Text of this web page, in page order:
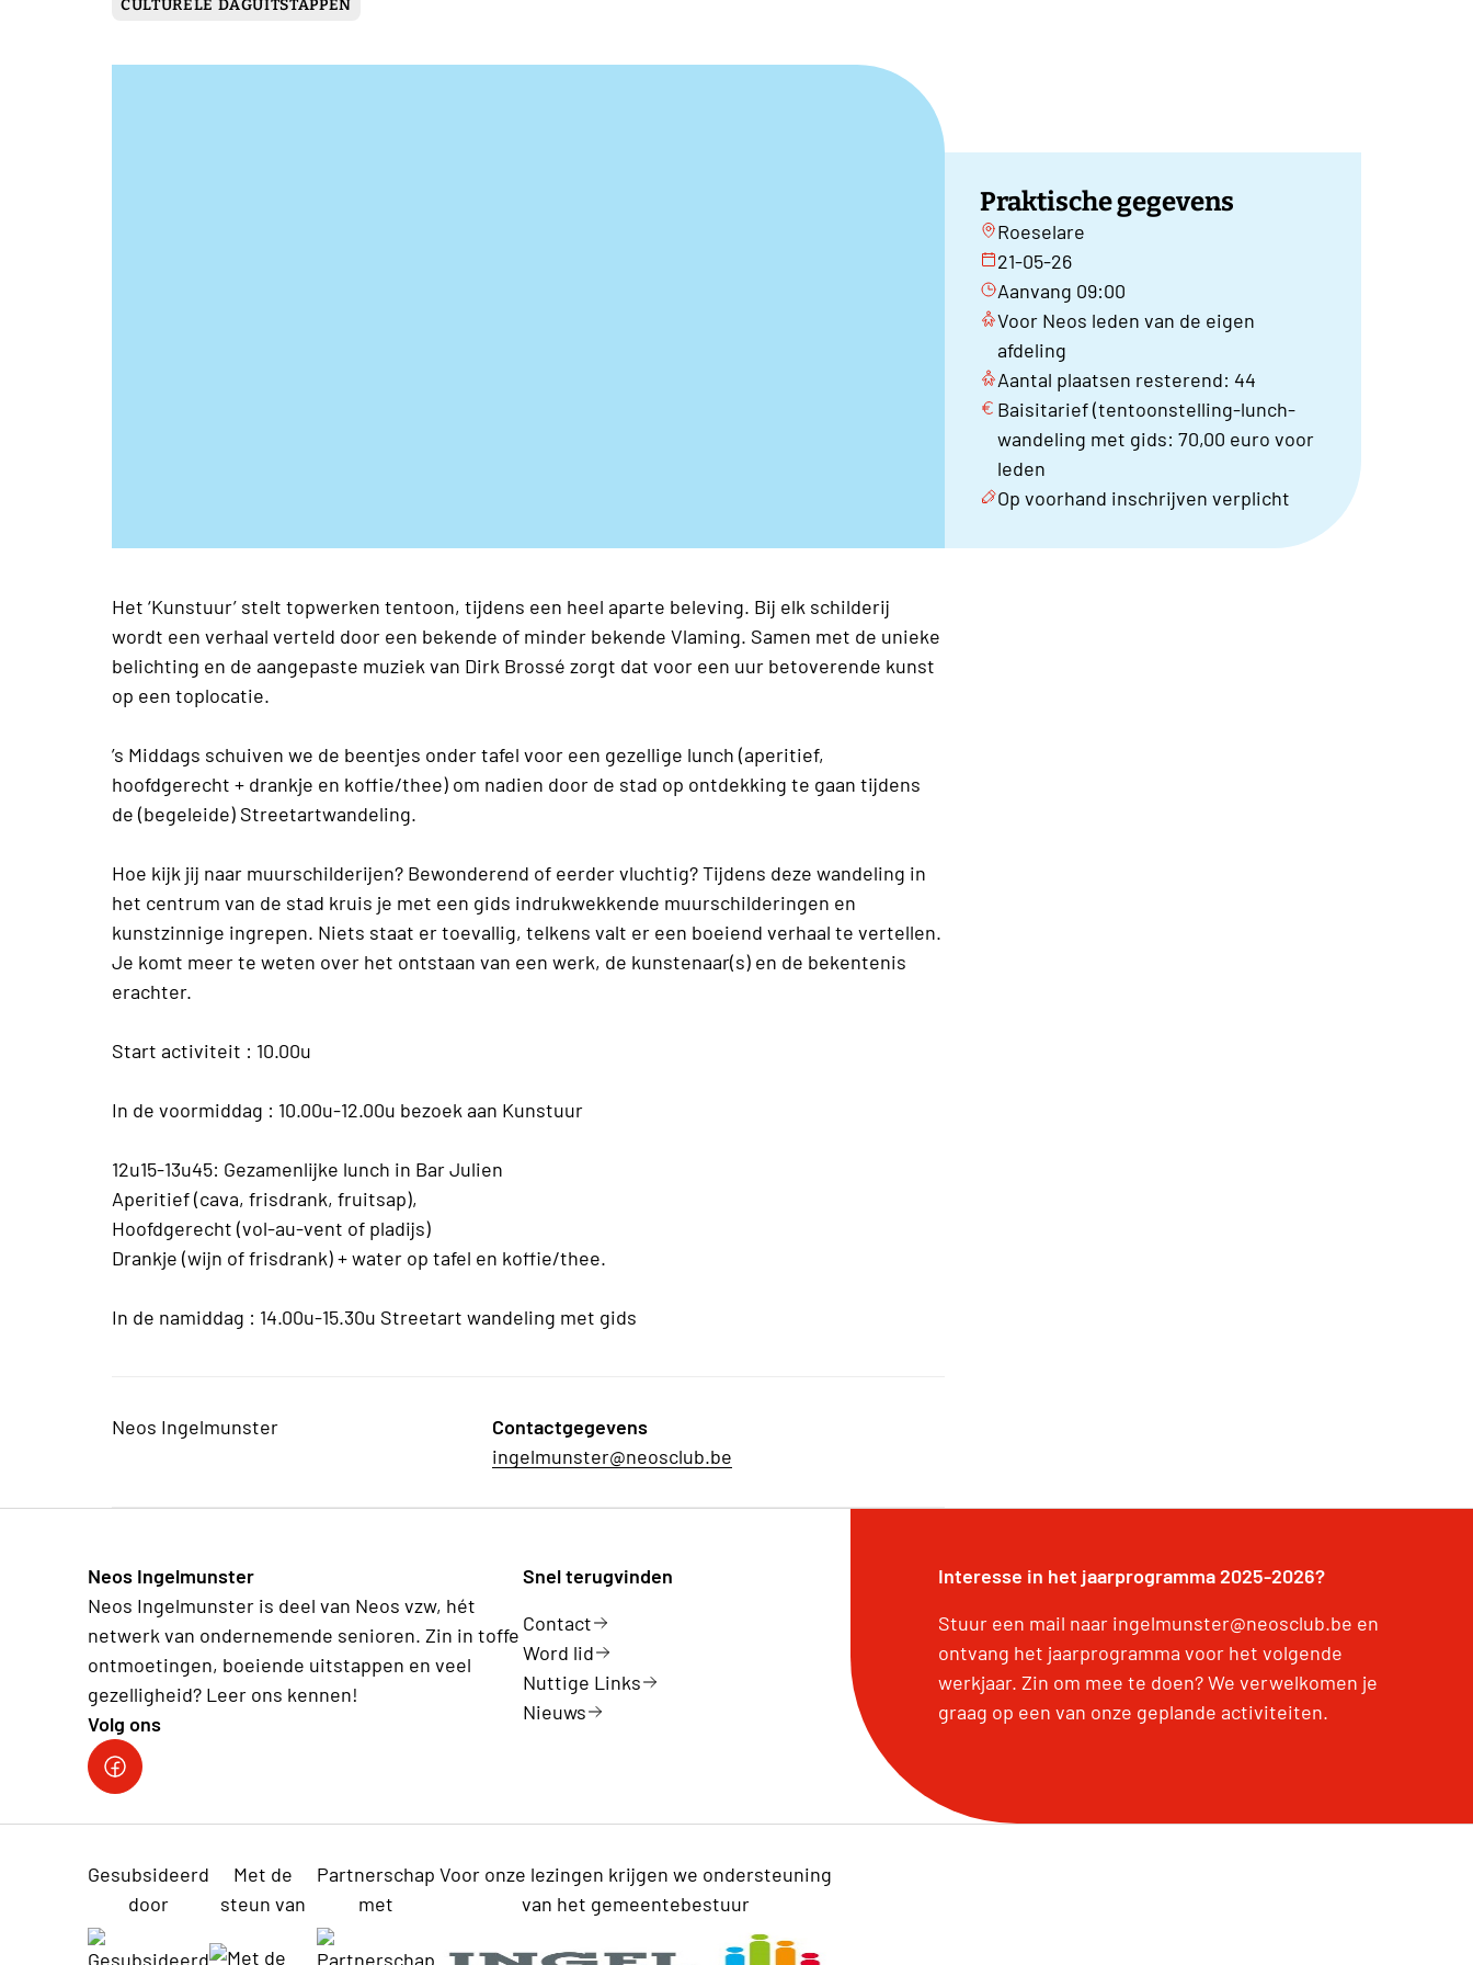
CULTURELE DAGUITSTAPPEN
Praktische gegevens
Roeselare
21-05-26
Aanvang 09:00
Voor Neos leden van de eigen
afdeling
Aantal plaatsen resterend: 44
Baisitarief (tentoonstelling-lunch-
wandeling met gids: 70,00 euro voor
leden
Op voorhand inschrijven verplicht
Het ‘Kunstuur’ stelt topwerken tentoon, tijdens een heel aparte beleving. Bij elk schilderij
wordt een verhaal verteld door een bekende of minder bekende Vlaming. Samen met de unieke
belichting en de aangepaste muziek van Dirk Brossé zorgt dat voor een uur betoverende kunst
op een toplocatie.
’s Middags schuiven we de beentjes onder tafel voor een gezellige lunch (aperitief,
hoofdgerecht + drankje en koffie/thee) om nadien door de stad op ontdekking te gaan tijdens
de (begeleide) Streetartwandeling.
Hoe kijk jij naar muurschilderijen? Bewonderend of eerder vluchtig? Tijdens deze wandeling in
het centrum van de stad kruis je met een gids indrukwekkende muurschilderingen en
kunstzinnige ingrepen. Niets staat er toevallig, telkens valt er een boeiend verhaal te vertellen.
Je komt meer te weten over het ontstaan van een werk, de kunstenaar(s) en de bekentenis
erachter.
Start activiteit : 10.00u
In de voormiddag : 10.00u-12.00u bezoek aan Kunstuur
12u15-13u45: Gezamenlijke lunch in Bar Julien
Aperitief (cava, frisdrank, fruitsap),
Hoofdgerecht (vol-au-vent of pladijs)
Drankje (wijn of frisdrank) + water op tafel en koffie/thee.
In de namiddag : 14.00u-15.30u Streetart wandeling met gids
Neos Ingelmunster
Contactgegevens
ingelmunster@neosclub.be
Neos Ingelmunster
Neos Ingelmunster is deel van Neos vzw, hét
netwerk van ondernemende senioren. Zin in toffe
ontmoetingen, boeiende uitstappen en veel
gezelligheid? Leer ons kennen!
Volg ons
Volg ons via facebook
Snel terugvinden
Contact
Word lid
Nuttige Links
Nieuws
Interesse in het jaarprogramma 2025-2026?
Stuur een mail naar ingelmunster@neosclub.be en
ontvang het jaarprogramma voor het volgende
werkjaar. Zin om mee te doen? We verwelkomen je
graag op een van onze geplande activiteiten.
Gesubsideerd
door
Met de
steun van
Partnerschap
met
Voor onze lezingen krijgen we ondersteuning
van het gemeentebestuur